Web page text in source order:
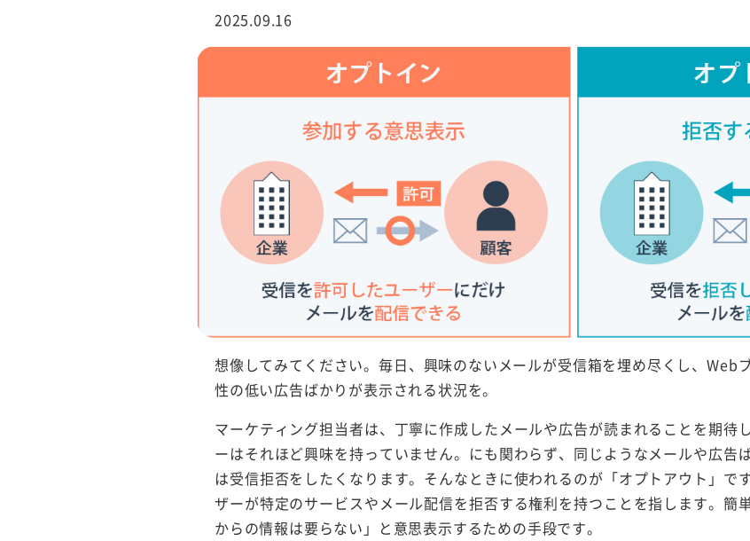
行サービス
BtoBテレマーケ
2025.09.16
想像してみてください。毎日、興味のないメールが受信箱を埋め尽くし、Web
性の低い広告ばかりが表示される状況を。
マーケティング担当者は、丁寧に作成したメールや広告が読まれることを期待
ーはそれほど興味を持っていません。にも関わらず、同じようなメールや広告
は受信拒否をしたくなります。そんなときに使われるのが「オプトアウト」で
ザーが特定のサービスやメール配信を拒否する権利を持つことを指します。簡
からの情報は要らない」と意思表示するための手段です。